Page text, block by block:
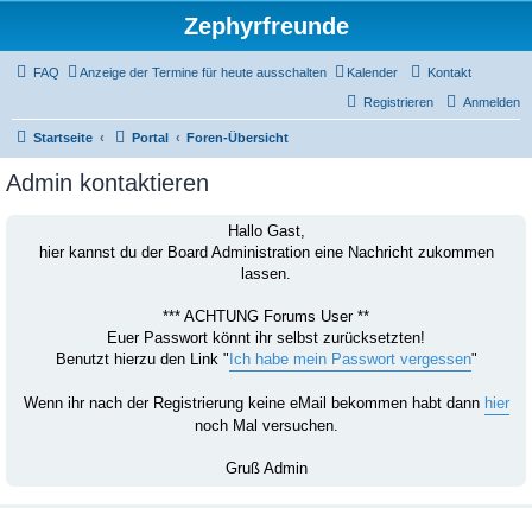
Zephyrfreunde
FAQ Anzeige der Termine für heute ausschalten Kalender Kontakt
Anmelden
Registrieren
Startseite Portal Foren-Übersicht
Admin kontaktieren
Hallo Gast,
hier kannst du der Board Administration eine Nachricht zukommen
lassen.
*** ACHTUNG Forums User **
Euer Passwort könnt ihr selbst zurücksetzten!
Benutzt hierzu den Link " Ich habe mein Passwort vergessen"
Wenn ihr nach der Registrierung keine eMail bekommen habt dann hier
noch Mal versuchen.
Gruß Admin